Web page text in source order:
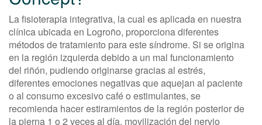
La fisioterapia integrativa, la cual es aplicada en nuestra
clínica ubicada en Logroño, proporciona diferentes
métodos de tratamiento para este síndrome. Si se origina
en la región izquierda debido a un mal funcionamiento
del riñón, pudiendo originarse gracias al estrés,
diferentes emociones negativas que aquejan al paciente
o al consumo excesivo café o estimulantes, se
recomienda hacer estiramientos de la región posterior de
la pierna 1 o 2 veces al día, movilización del nervio